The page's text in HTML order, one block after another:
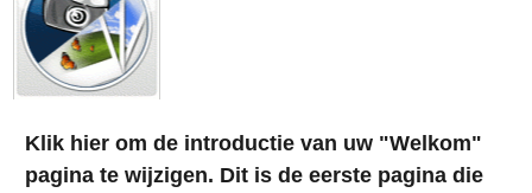
Klik hier om de introductie van uw "Welkom"
pagina te wijzigen. Dit is de eerste pagina die